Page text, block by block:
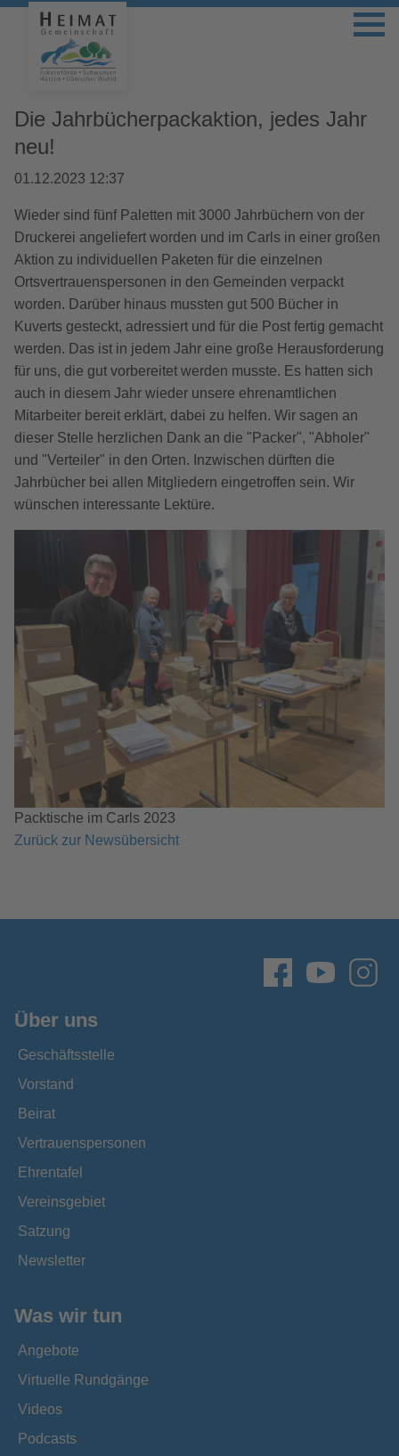
Die Jahrbücherpackaktion, jedes Jahr
neu!
01.12.2023 12:37
Wieder sind fünf Paletten mit 3000 Jahrbüchern von der
Druckerei angeliefert worden und im Carls in einer großen
Aktion zu individuellen Paketen für die einzelnen
Ortsvertrauenspersonen in den Gemeinden verpackt
worden. Darüber hinaus mussten gut 500 Bücher in
Kuverts gesteckt, adressiert und für die Post fertig gemacht
werden. Das ist in jedem Jahr eine große Herausforderung
für uns, die gut vorbereitet werden musste. Es hatten sich
auch in diesem Jahr wieder unsere ehrenamtlichen
Mitarbeiter bereit erklärt, dabei zu helfen. Wir sagen an
dieser Stelle herzlichen Dank an die "Packer", "Abholer"
und "Verteiler" in den Orten. Inzwischen dürften die
Jahrbücher bei allen Mitgliedern eingetroffen sein. Wir
wünschen interessante Lektüre.
Packtische im Carls 2023
Zurück zur Newsübersicht
Über uns
Geschäftsstelle
Vorstand
Beirat
Vertrauenspersonen
Ehrentafel
Vereinsgebiet
Satzung
Newsletter
Was wir tun
Angebote
Virtuelle Rundgänge
Videos
Podcasts